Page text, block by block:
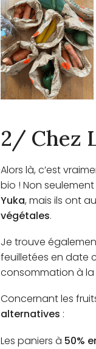
2/ Chez
Alors là, c’est
bio ! Non
Yuka, mais ils ont
végétales.
Je trouve
feuilletées en date
consommation à la
Concernant les
alternatives :
Les paniers à 50%